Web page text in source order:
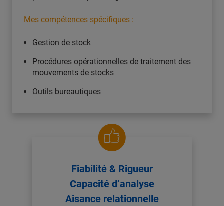
Mes compétences spécifiques :
Gestion de stock
Procédures opérationnelles de traitement des
mouvements de stocks
Outils bureautiques
Fiabilité & Rigueur
Capacité d’analyse
Aisance relationnelle